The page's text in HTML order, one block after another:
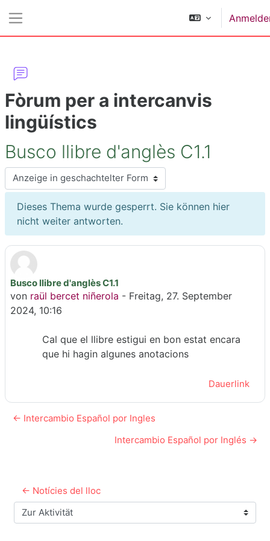
Fòrum per a intercanvis
lingüístics
Busco llibre d'anglès C1.1
Anzeigemodus
Dieses Thema wurde gesperrt. Sie können hier
nicht weiter antworten.
Busco llibre d'anglès C1.1
von raül bercet niñerola - Freitag, 27. September
2024, 10:16
Anzahl Antworten: 0
Cal que el llibre estigui en bon estat encara
que hi hagin algunes anotacions
Dauerlink
← Intercambio Español por Ingles
Intercambio Español por Inglés →
← Notícies del lloc
Zur Aktivität